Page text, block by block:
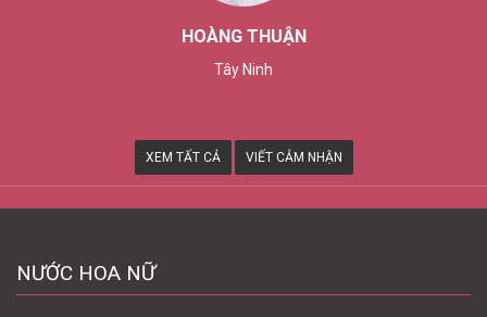
HOÀNG THUẬN
Tây Ninh
XEM TẤT CẢ VIẾT CẢM NHẬN
NƯỚC HOA NỮ